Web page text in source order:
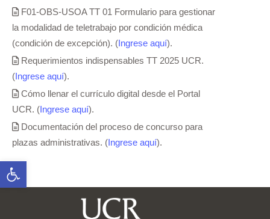
Abrir barra de herramientas
F01-OBS-USOA TT 01 Formulario para gestionar
la modalidad de teletrabajo por condición médica
(condición de excepción). (Ingrese aquí).
Requerimientos indispensables TT 2025 UCR.
(Ingrese aquí).
Cómo llenar el currículo digital desde el Portal
UCR. (Ingrese aquí).
Documentación del proceso de concurso para
plazas administrativas. (Ingrese aquí).